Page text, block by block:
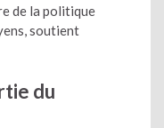
de la politique
soutient
du